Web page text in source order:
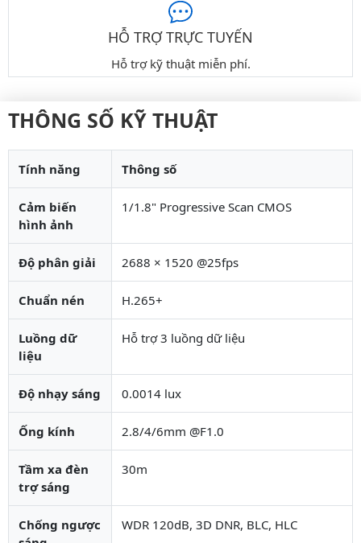
HỖ TRỢ TRỰC TUYẾN
Hỗ trợ kỹ thuật miễn phí.
THÔNG SỐ KỸ THUẬT
Tính năng Thông số
Cảm biến
hình ảnh
1/1.8" Progressive Scan CMOS
Độ phân giải 2688 × 1520 @25fps
Chuẩn nén H.265+
Luồng dữ
liệu
Hỗ trợ 3 luồng dữ liệu
Độ nhạy sáng 0.0014 lux
Ống kính 2.8/4/6mm @F1.0
Tầm xa đèn
trợ sáng
30m
Chống ngược
WDR 120dB, 3D DNR, BLC, HLC